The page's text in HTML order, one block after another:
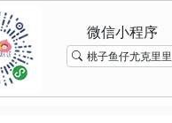
桃子鱼仔尤克里里